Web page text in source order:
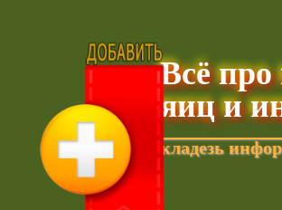
Всё
яиц и
кладезь